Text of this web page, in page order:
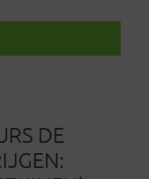
DE